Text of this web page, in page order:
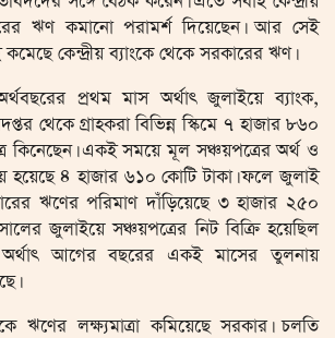
ঋণ কমানো পরামর্শ দিয়েছেন। আর সেই
কেন্দ্রীয় ব্যাংকে থেকে সরকারের ঋণ।
প্রথম মাস অর্থাৎ জুলাইয়ে ব্যাংক,
থেকে গ্রাহকরা বিভিন্ন স্কিমে ৭ হাজার ৮৬০
কিনেছেন। একই সময়ে মূল সঞ্চয়পত্রের অর্থ ও
হয়েছে ৪ হাজার ৬১০ কোটি টাকা। ফলে জুলাই
ঋণের পরিমাণ দাঁড়িয়েছে ৩ হাজার ২৫০
জুলাইয়ে সঞ্চয়পত্রের নিট বিক্রি হয়েছিল
আগের বছরের একই মাসের তুলনায়
ঋণের লক্ষ্যমাত্রা কমিয়েছে সরকার। চলতি